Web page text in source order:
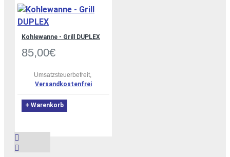
Kohlewanne - Grill DUPLEX
85,00€
Umsatzsteuerbefreit,
Versandkostenfrei
+ Warenkorb